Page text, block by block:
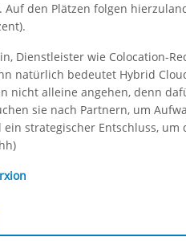
Auf den Plätzen folgen
Dienstleister wie Colocation-
natürlich bedeutet Hybrid
nicht alleine angehen, denn
sie nach Partnern, um
ein strategischer Entschluss,